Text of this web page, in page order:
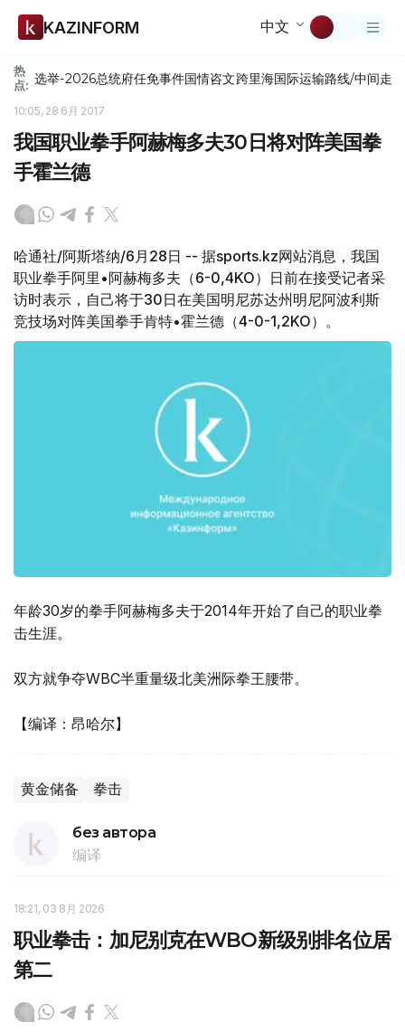
KAZINFORM 中文
热
点: 选举-2026总统府任免事件国情咨文跨里海国际运输路线/中间走廊
10:05, 28 6月 2017
我国职业拳手阿赫梅多夫30日将对阵美国拳
手霍兰德
哈通社/阿斯塔纳/6月28日 -- 据sports.kz网站消息，我国
职业拳手阿里•阿赫梅多夫（6-0,4KO）日前在接受记者采
访时表示，自己将于30日在美国明尼苏达州明尼阿波利斯
竞技场对阵美国拳手肯特•霍兰德（4-0-1,2KO）。
年龄30岁的拳手阿赫梅多夫于2014年开始了自己的职业拳
击生涯。
双方就争夺WBC半重量级北美洲际拳王腰带。
【编译：昂哈尔】
黄金储备 拳击
без автора
编译
18:21, 03 8月 2026
职业拳击：加尼别克在WBO新级别排名位居
第二